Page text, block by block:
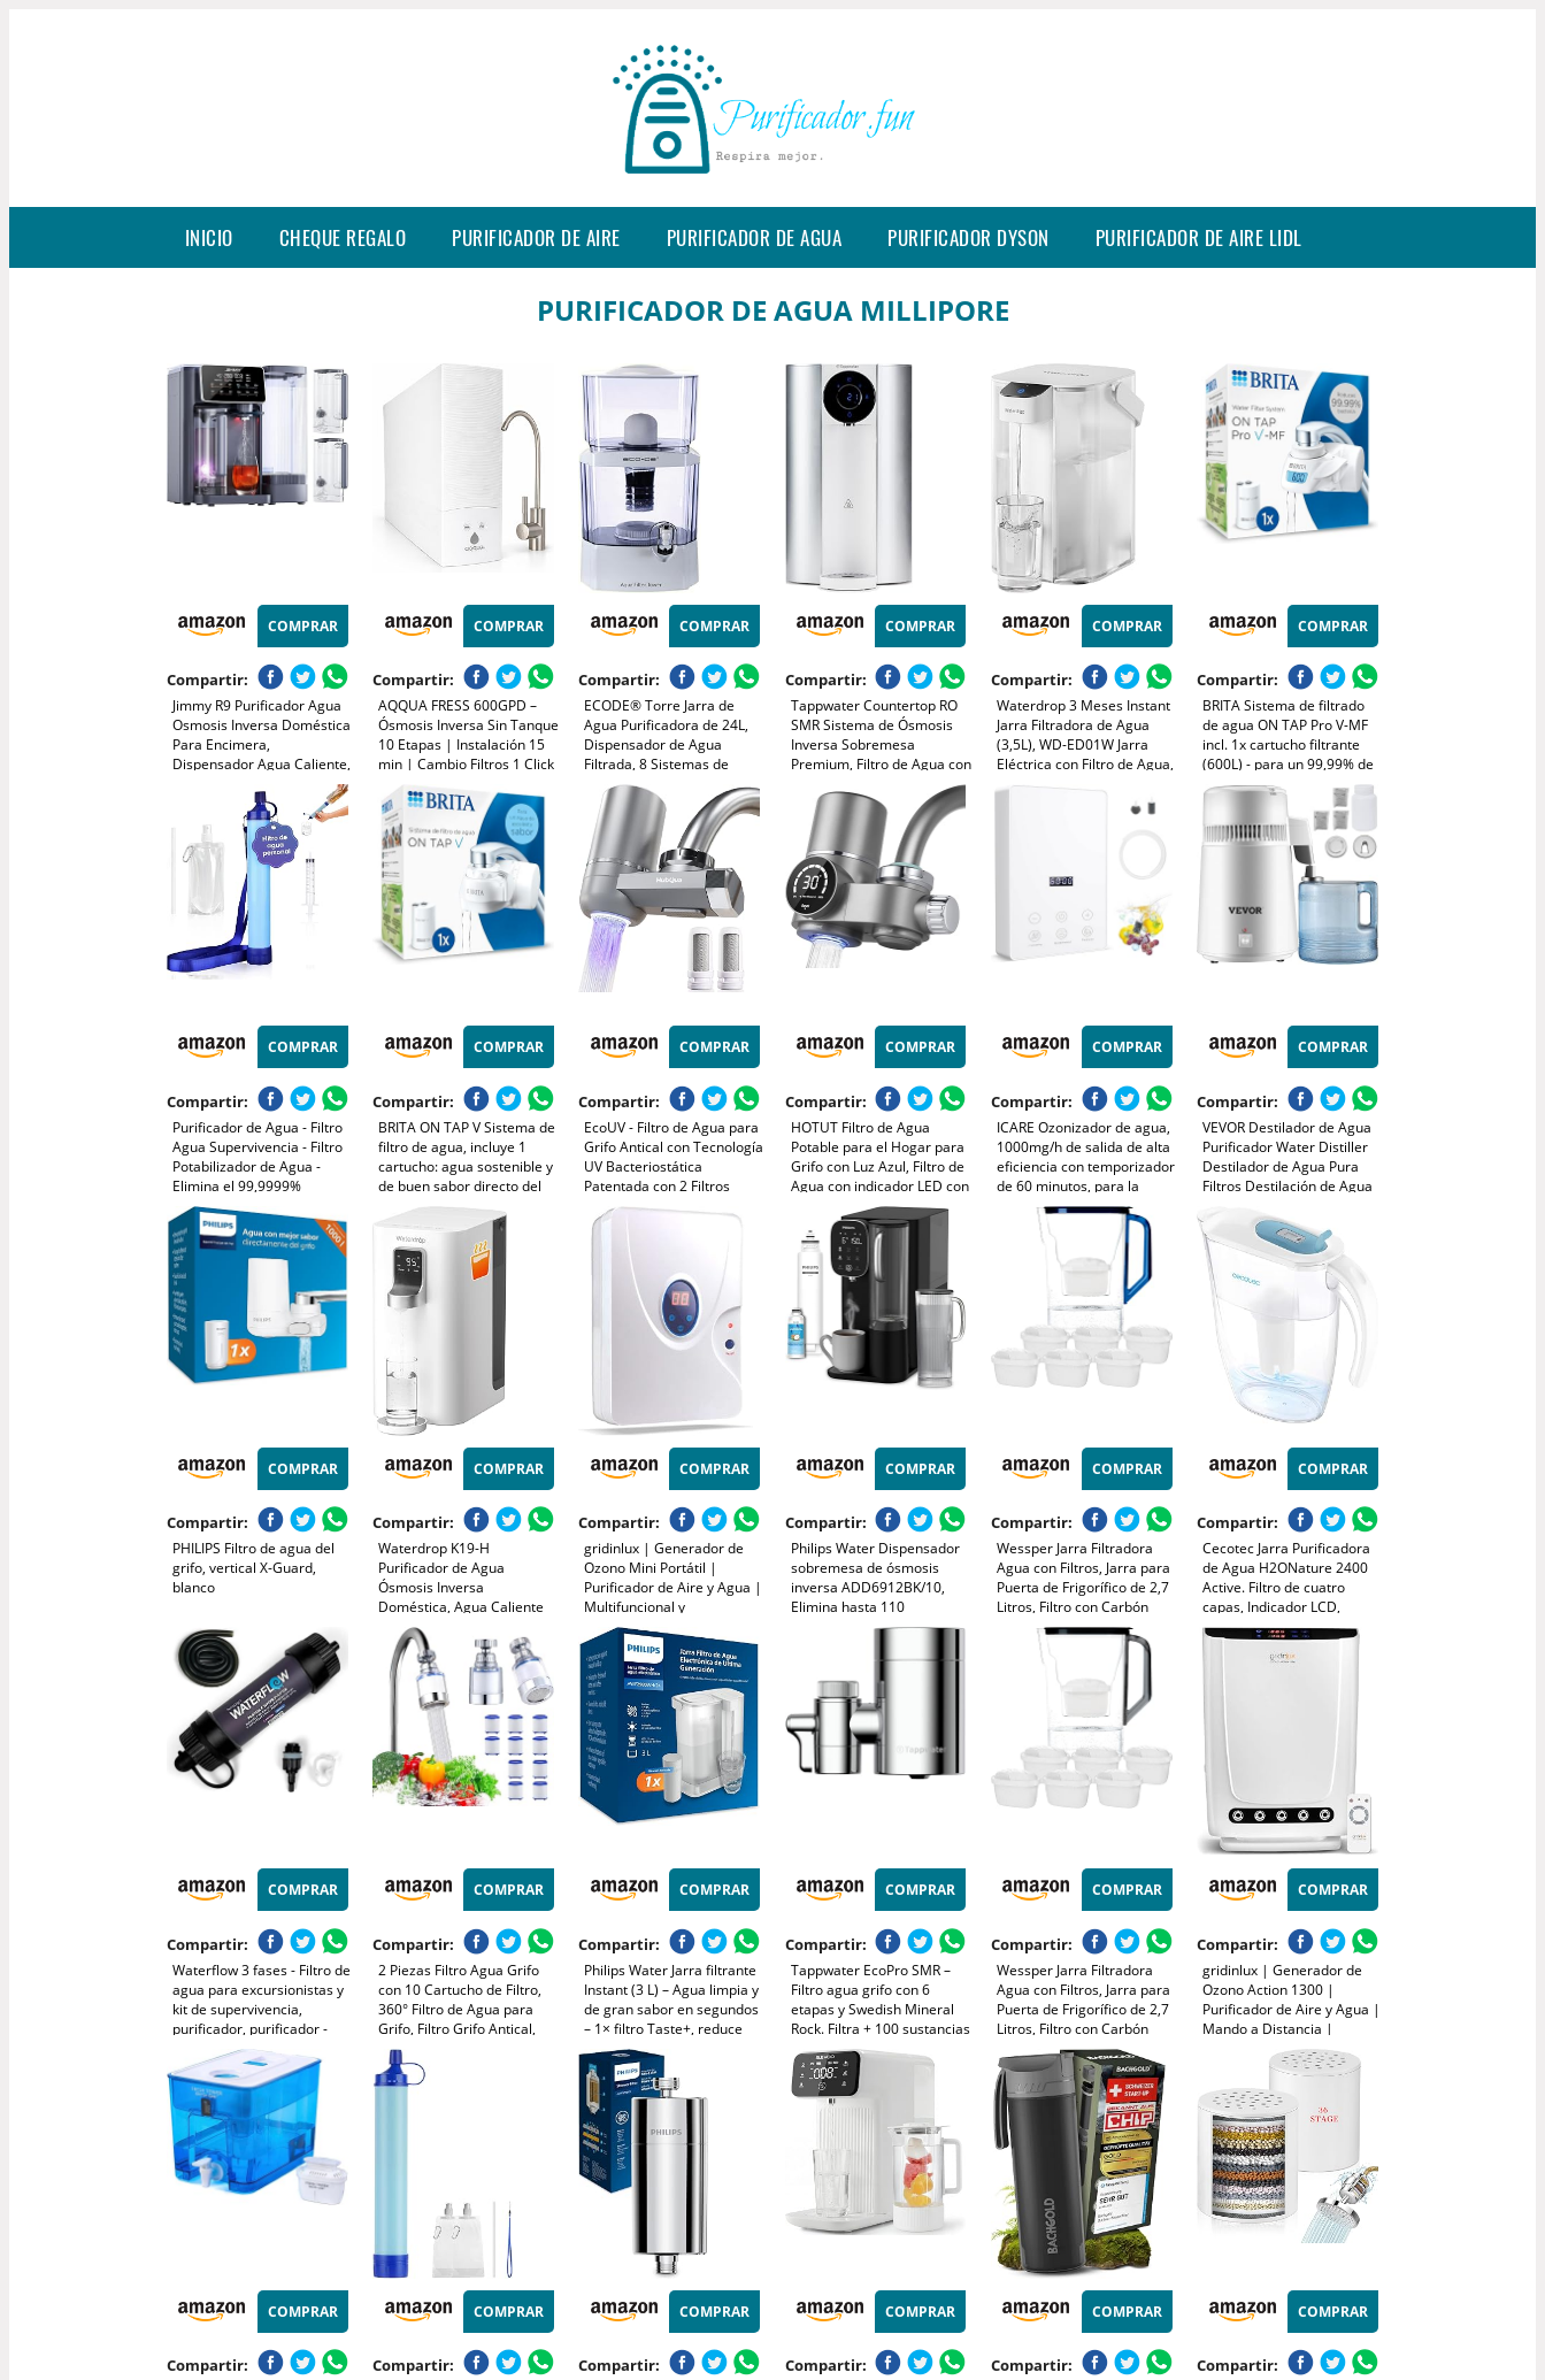
INICIO CHEQUE REGALO PURIFICADOR DE AIRE PURIFICADOR DE AGUA PURIFICADOR DYSON PURIFICADOR DE AIRE LIDL
PURIFICADOR DE AGUA MILLIPORE
COMPRAR
Compartir:
Jimmy R9 Purificador Agua
Osmosis Inversa Doméstica
Para Encimera,
Dispensador Agua Caliente,
Calentamiento 3S, 7
Temperaturas, Monitor TDS
COMPRAR
Compartir:
AQQUA FRESS 600GPD –
Ósmosis Inversa Sin Tanque
10 Etapas | Instalación 15
min | Cambio Filtros 1 Click
| Funciona con o sin
Electricidad y Desagüe |
Marca España
COMPRAR
Compartir:
ECODE® Torre Jarra de
Agua Purificadora de 24L,
Dispensador de Agua
Filtrada, 8 Sistemas de
Filtrado, Filtro Cerámico,
Carbon, Piedras Naturales,
Jarra Purificadora, Aqua
Filter Tower
COMPRAR
Compartir:
Tappwater Countertop RO
SMR Sistema de Ósmosis
Inversa Sobremesa
Premium, Filtro de Agua con
Dispensador de Agua Fría y
Caliente, 12L/h, Purificador
Agua sin Instalación
COMPRAR
Compartir:
Waterdrop 3 Meses Instant
Jarra Filtradora de Agua
(3,5L), WD-ED01W Jarra
Eléctrica con Filtro de Agua,
Reducir 35+ Sustancias,
Dispensador Filtro de Agua,
COMPRAR
Compartir:
BRITA Sistema de filtrado
de agua ON TAP Pro V-MF
incl. 1x cartucho filtrante
(600L) - para un 99,99% de
agua libre de bacterias,
reduciendo PFAS, incl.
cuenta atrás digital LCD de
capacidad
COMPRAR
Compartir:
Purificador de Agua - Filtro
Agua Supervivencia - Filtro
Potabilizador de Agua -
Elimina el 99,9999%
Bacterias y Virus -
Potabilizador de Agua -
Ligero y Compacto para
Acampada y Senderismo.
COMPRAR
Compartir:
BRITA ON TAP V Sistema de
filtro de agua, incluye 1
cartucho: agua sostenible y
de buen sabor directo del
grifo, reduce
micropartículas, PFAS,
metales y sustancias que
afectan el sabor.
COMPRAR
Compartir:
EcoUV - Filtro de Agua para
Grifo Antical con Tecnología
UV Bacteriostática
Patentada con 2 Filtros
Antical y Fibra de Carbono -
Elimina Cal, Cloro, Bacterias
COMPRAR
Compartir:
HOTUT Filtro de Agua
Potable para el Hogar para
Grifo con Luz Azul, Filtro de
Agua con indicador LED con
1 Cartuchos de Fibra de
Carbono, Elimina el Cloro
COMPRAR
Compartir:
ICARE Ozonizador de agua,
1000mg/h de salida de alta
eficiencia con temporizador
de 60 minutos, para la
purificación de frutas,
verduras, carne, mariscos,
vajilla y botellas
COMPRAR
Compartir:
VEVOR Destilador de Agua
Purificador Water Distiller
Destilador de Agua Pura
Filtros Destilación de Agua
Interno con Botella de
colección
COMPRAR
Compartir:
PHILIPS Filtro de agua del
grifo, vertical X-Guard,
blanco
COMPRAR
Compartir:
Waterdrop K19-H
Purificador de Agua
Ósmosis Inversa
Doméstica, Agua Caliente
Dispensador, Agua a
Temperatura Ambiente y
Agua Caliente Entre 45°C y
95°C
COMPRAR
Compartir:
gridinlux | Generador de
Ozono Mini Portátil |
Purificador de Aire y Agua |
Multifuncional y
Desinfectante | Filtra y
Neutraliza alérgenos y
Malos olores | Potencia y
duración Personalizable |
10W
COMPRAR
Compartir:
Philips Water Dispensador
sobremesa de ósmosis
inversa ADD6912BK/10,
Elimina hasta 110
sustancias, Agua fría,
Ambiente, Vida útil del Filtro
1 año
COMPRAR
Compartir:
Wessper Jarra Filtradora
Agua con Filtros, Jarra para
Puerta de Frigorífico de 2,7
Litros, Filtro con Carbón
Activo y Resina de
Intercambio Iónico, Jarra y
Juego de 6 Cartuchos - Azul
COMPRAR
Compartir:
Cecotec Jarra Purificadora
de Agua H2ONature 2400
Active. Filtro de cuatro
capas, Indicador LCD,
Capacidad máxima 2,4 L sin
filtro, Tapa Extraíble, Incluye
COMPRAR
Compartir:
Waterflow 3 fases - Filtro de
agua para excursionistas y
kit de supervivencia,
purificador, purificador -
Eliminación del 99,9% de
bacterias
COMPRAR
Compartir:
2 Piezas Filtro Agua Grifo
con 10 Cartucho de Filtro,
360° Filtro de Agua para
Grifo, Filtro Grifo Antical,
Filtros de Agua para Grifo,
Filtros Agua Grifo para
Cocina Fregadero Baño
COMPRAR
Compartir:
Philips Water Jarra filtrante
Instant (3 L) – Agua limpia y
de gran sabor en segundos
– 1× filtro Taste+, reduce
cloro y plomo, preserva
minerales
COMPRAR
Compartir:
Tappwater EcoPro SMR –
Filtro agua grifo con 6
etapas y Swedish Mineral
Rock. Filtra + 100 sustancias
y añade minerales
esenciales para agua pura y
saludable. Purificador agua
con tecnología exclusiva
COMPRAR
Compartir:
Wessper Jarra Filtradora
Agua con Filtros, Jarra para
Puerta de Frigorífico de 2,7
Litros, Filtro con Carbón
Activo y Resina de
Intercambio Iónico, Jarra y
Juego de 6 Cartuchos -
Negro
COMPRAR
Compartir:
gridinlux | Generador de
Ozono Action 1300 |
Purificador de Aire y Agua |
Mando a Distancia |
Especial Hogar y Espacios
Pequeños | Potencia y
Duración Personalizables |
14W
COMPRAR
Compartir:
COMPRAR
Compartir:
COMPRAR
Compartir:
COMPRAR
Compartir:
COMPRAR
Compartir:
COMPRAR
Compartir: